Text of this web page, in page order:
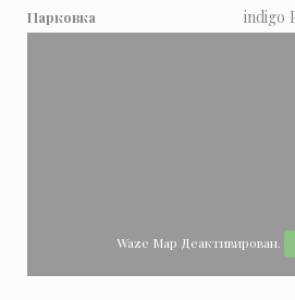
Парковка indigo
Waze Map Деактивирован.